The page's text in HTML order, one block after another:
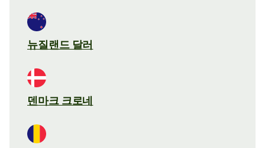
뉴질랜드 달러
덴마크 크로네